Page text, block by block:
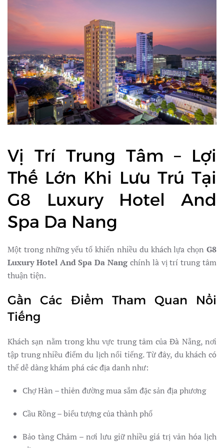
Vị Trí Trung Tâm – Lợi
Thế Lớn Khi Lưu Trú Tại
G8 Luxury Hotel And
Spa Da Nang
Một trong những yếu tố khiến nhiều du khách lựa chọn G8
Luxury Hotel And Spa Da Nang chính là vị trí trung tâm
thuận tiện.
Gần Các Điểm Tham Quan Nổi
Tiếng
Khách sạn nằm trong khu vực trung tâm của Đà Nẵng, nơi
tập trung nhiều điểm du lịch nổi tiếng. Từ đây, du khách có
thể dễ dàng khám phá các địa danh như:
Chợ Hàn – thiên đường mua sắm đặc sản địa phương
Cầu Rồng – biểu tượng của thành phố
Bảo tàng Chăm – nơi lưu giữ nhiều giá trị văn hóa lịch